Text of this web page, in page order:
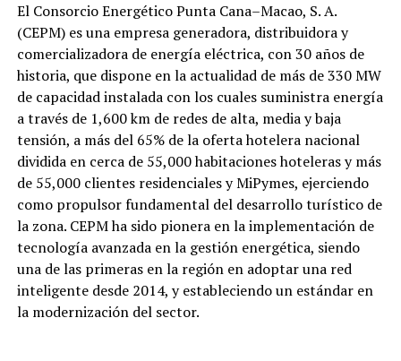
El Consorcio Energético Punta Cana–Macao, S. A.
(CEPM) es una empresa generadora, distribuidora y
comercializadora de energía eléctrica, con 30 años de
historia, que dispone en la actualidad de más de 330 MW
de capacidad instalada con los cuales suministra energía
a través de 1,600 km de redes de alta, media y baja
tensión, a más del 65% de la oferta hotelera nacional
dividida en cerca de 55,000 habitaciones hoteleras y más
de 55,000 clientes residenciales y MiPymes, ejerciendo
como propulsor fundamental del desarrollo turístico de
la zona. CEPM ha sido pionera en la implementación de
tecnología avanzada en la gestión energética, siendo
una de las primeras en la región en adoptar una red
inteligente desde 2014, y estableciendo un estándar en
la modernización del sector.